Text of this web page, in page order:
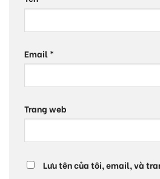
Email *
Trang web
Lưu tên của tôi, email, và